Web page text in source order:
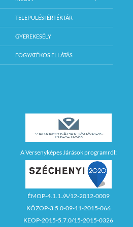
TELEPÜLÉSI ÉRTÉKTÁR
GYEREKESÉLY
FOGYATÉKOS ELLÁTÁS
A Versenyképes Járások programról:
ÉMOP-4.1.1./A/12-2012-0009
KÖZOP-3.5.0-09-11-2015-066
KEOP-2015-5.7.0/15-2015-0326